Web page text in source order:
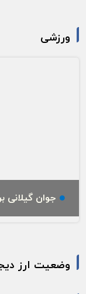
ورزشی
جوان گیلانی
وضعیت ارز